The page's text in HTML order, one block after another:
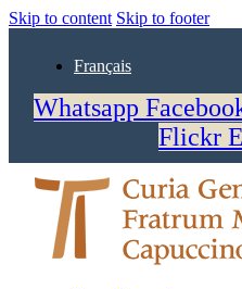
Skip to content Skip to footer
Français
Whatsapp
Flickr